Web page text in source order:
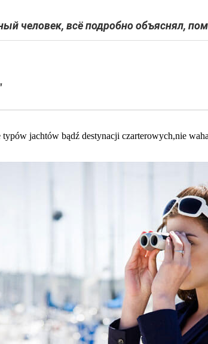
человек, всё подробно объяснял,
jachtów bądź destynacji czarterowych,nie